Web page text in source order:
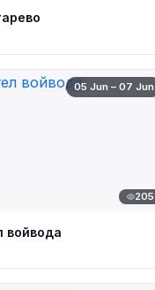
05 Jun – 07 Jun
205
войвода